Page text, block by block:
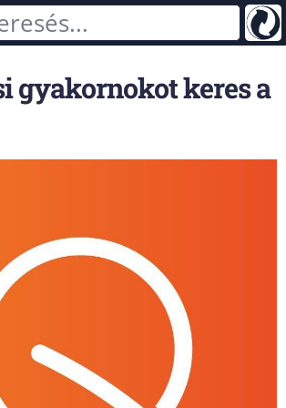
gyakornokot keres a